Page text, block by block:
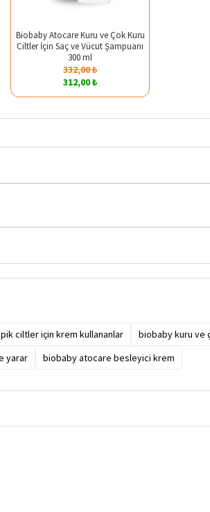
Biobaby Atocare Kuru ve Çok Kuru
Ciltler İçin Saç ve Vücut Şampuanı
300 ml
332,00 ₺
312,00 ₺
ciltler için krem kullananlar biobaby kuru ve
yarar biobaby atocare besleyici krem